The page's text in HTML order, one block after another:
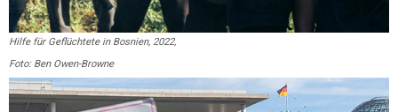
Hilfe für Geflüchtete in Bosnien, 2022,
Foto: Ben Owen-Browne